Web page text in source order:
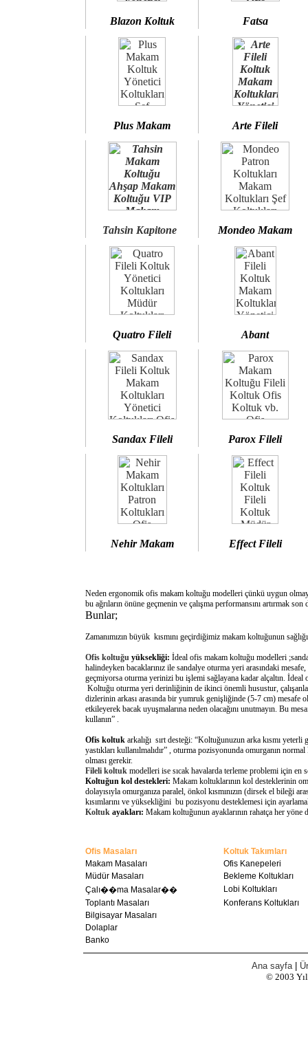
Blazon Koltuk Fatsa
Plus Makam Arte Fileli
Tahsin Kapitone Mondeo Makam
Quatro Fileli Abant
Sandax Fileli Parox Fileli
Nehir Makam Effect Fileli
Neden ergonomik ofis makam koltuğu modelleri çünkü uygun
bu ağrıların önüne geçmenin ve çalışma performansını artırmak
Bunlar;
Zamanımızın büyük kısmını geçirdiğimiz makam koltuğunun
Ofis koltuğu yüksekliği: İdeal ofis makam koltuğu modelleri
halindeyken bacaklarınız ile sandalye oturma yeri arasındaki
geçmiyorsa oturma yerinizi bu işlemi sağlayana kadar alçaltın.
Koltuğu oturma yeri derinliğinin de ikinci önemli husustur,
dizlerinin arkası arasında bir yumruk genişliğinde (5-7 cm) mesafe
etkileyerek bacak uyuşmalarına neden olacağını unutmayın. Bu
kullanın” .
Ofis koltuk arkalığı sırt desteği: “Koltuğunuzun arka kısmı
yastıkları kullanılmalıdır” , oturma pozisyonunda omurganın
olması gerekir.
Fileli koltuk modelleri ise sıcak havalarda terleme problemi için
Koltuğun kol destekleri: Makam koltuklarının kol desteklerinin
dolayısıyla omurganıza paralel, önkol kısmınızın (dirsek el bileği
kısımlarını ve yüksekliğini bu pozisyonu desteklemesi için
Koltuk ayakları: Makam koltuğunun ayaklarının rahatça her
Ofis Masaları
Koltuk Takımları
Makam Masaları
Ofis Kanepeleri
Müdür Masaları
Bekleme Koltukları
Çalı��ma Masalar��
Lobi Koltukları
Toplantı Masaları
Konferans Koltukları
Bilgisayar Masaları
Dolaplar
Banko
Ana sayfa
© 2003